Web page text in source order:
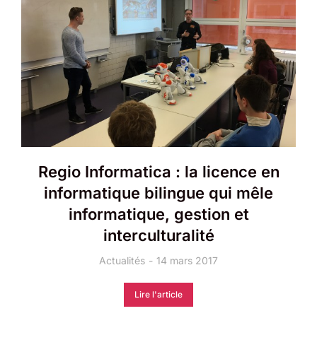
Regio Informatica : la licence en
informatique bilingue qui mêle
informatique, gestion et
interculturalité
Actualités 14 mars 2017
Lire l'article